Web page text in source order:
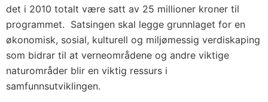
det i 2010 totalt være satt av 25 millioner kroner til
programmet. Satsingen skal legge grunnlaget for en
økonomisk, sosial, kulturell og miljømessig verdiskaping
som bidrar til at verneområdene og andre viktige
naturområder blir en viktig ressurs i
samfunnsutviklingen.